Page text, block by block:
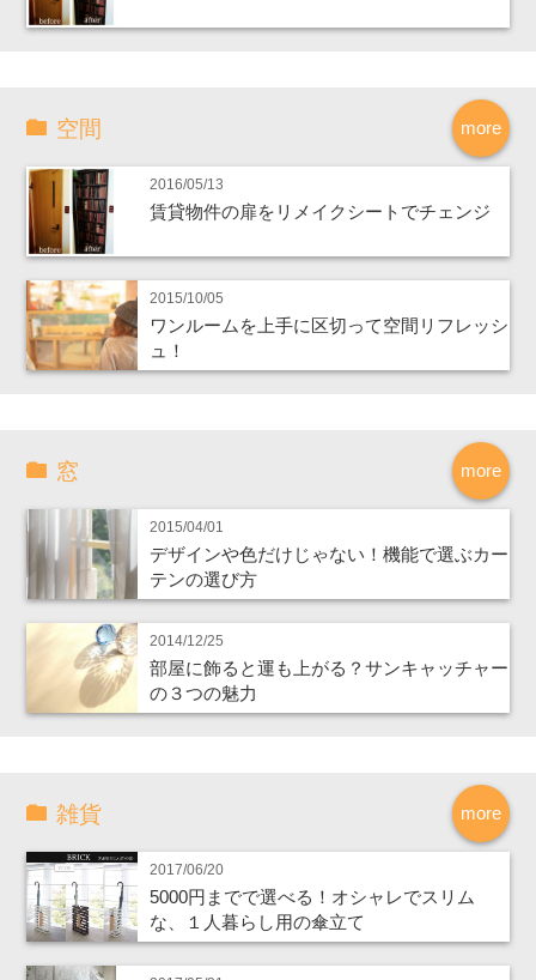
more
空間
2016/05/13
賃貸物件の扉をリメイクシートでチェンジ
2015/10/05
ワンルームを上手に区切って空間リフレッシ
ュ！
more
窓
2015/04/01
デザインや色だけじゃない！機能で選ぶカー
テンの選び方
2014/12/25
部屋に飾ると運も上がる？サンキャッチャー
の３つの魅力
more
雑貨
2017/06/20
5000円までで選べる！オシャレでスリム
な、１人暮らし用の傘立て